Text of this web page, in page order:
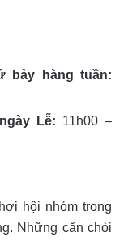
bảy hàng tuần:
Lễ: 11h00 –
hội nhóm trong
Những căn chòi